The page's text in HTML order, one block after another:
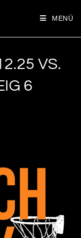
MENÜ
VS.
6